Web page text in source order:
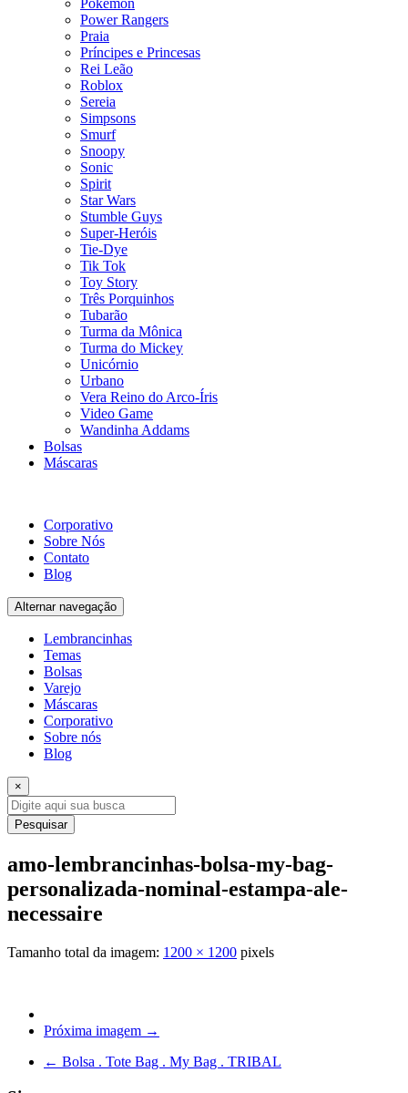
Pokemon
Power Rangers
Praia
Príncipes e Princesas
Rei Leão
Roblox
Sereia
Simpsons
Smurf
Snoopy
Sonic
Spirit
Star Wars
Stumble Guys
Super-Heróis
Tie-Dye
Tik Tok
Toy Story
Três Porquinhos
Tubarão
Turma da Mônica
Turma do Mickey
Unicórnio
Urbano
Vera Reino do Arco-Íris
Video Game
Wandinha Addams
Bolsas
Máscaras
Corporativo
Sobre Nós
Contato
Blog
Alternar navegação
Lembrancinhas
Temas
Bolsas
Varejo
Máscaras
Corporativo
Sobre nós
Blog
×
Pesquisar
amo-lembrancinhas-bolsa-my-bag-
personalizada-nominal-estampa-ale-
necessaire
Tamanho total da imagem: 1200 × 1200 pixels
Próxima imagem →
← Bolsa . Tote Bag . My Bag . TRIBAL